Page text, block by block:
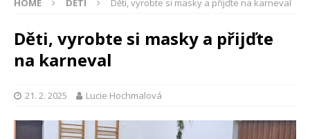
HOME DĚTI Děti, vyrobte si masky a přijďte na karneval
Děti, vyrobte si masky a přijďte
na karneval
21. 2. 2025 Lucie Hochmalová